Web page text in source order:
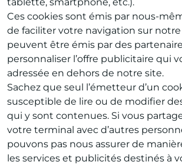
Ces cookies sont émis par nous-
de faciliter votre navigation sur notre
peuvent être émis par des
personnaliser l’offre publicitaire qui
adressée en dehors de notre site.
Sachez que seul l’émetteur d’un
susceptible de lire ou de modifier
qui y sont contenues. Si vous
votre terminal avec d’autres
pouvons pas nous assurer de
les services et publicités destinés à